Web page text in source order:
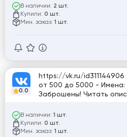
В наличии: 2 шт.
Купили: 0 шт.
Мин. заказ: 1 шт.
0.0
https://vk.ru/
от 500 до 5000 -
Заброшены! Читать
В наличии: 1 шт.
Купили: 0 шт.
Мин. заказ: 1 шт.